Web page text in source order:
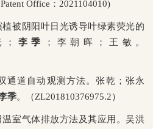
Office ： 2021104010)
被阴阳叶日光诱导叶绿素荧光的
李季
；李朝晖；王敏。
通道自动观测方法。张乾；张永
季。（ZL201810376975.2）
室气体排放方法及其应用。吴洪